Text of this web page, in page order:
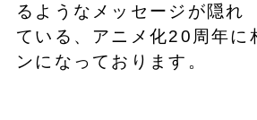
るようなメッセージが隠れ
ている、アニメ化20周年に
ンになっております。